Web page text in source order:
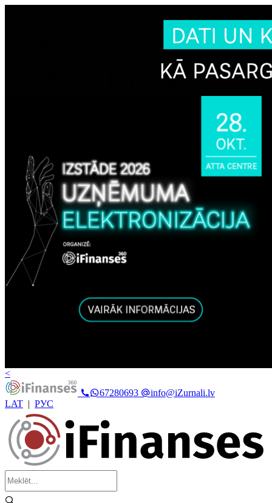
<
67280693
info@iZurnali.lv
LAT | РУС